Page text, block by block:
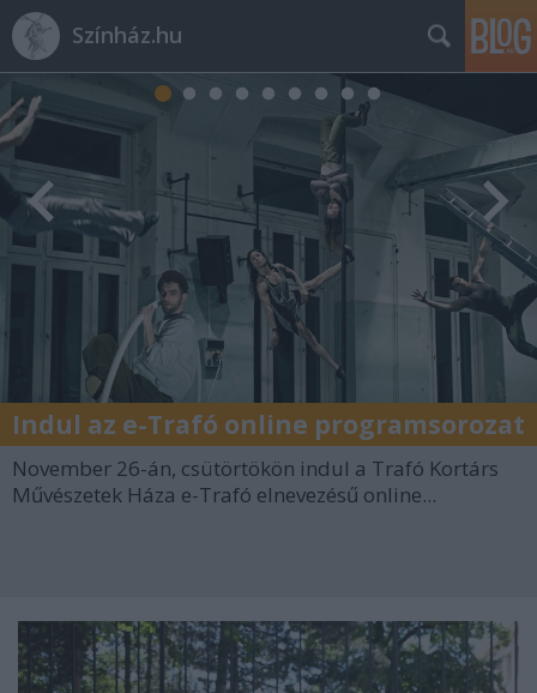
Színház.hu
Indul az e-Trafó online programsorozat
November 26-án, csütörtökön indul a Trafó Kortárs
Művészetek Háza e-Trafó elnevezésű online...